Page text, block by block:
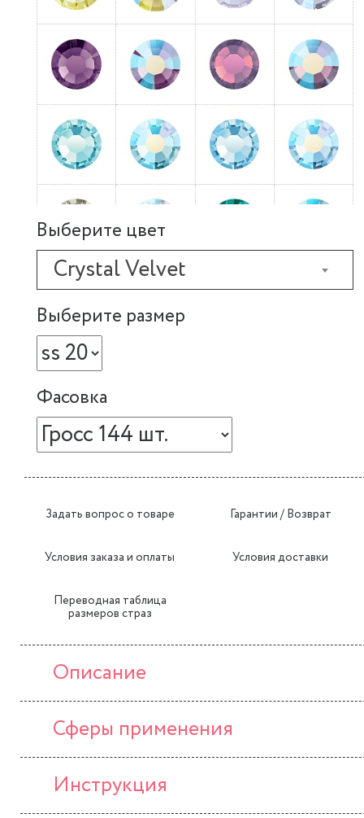
Выберите цвет
Crystal Velvet
Выберите размер
Фасовка
Задать вопрос о товаре Гарантии / Возврат
Условия заказа и оплаты Условия доставки
Переводная таблица
размеров страз
Описание
Сферы применения
Инструкция